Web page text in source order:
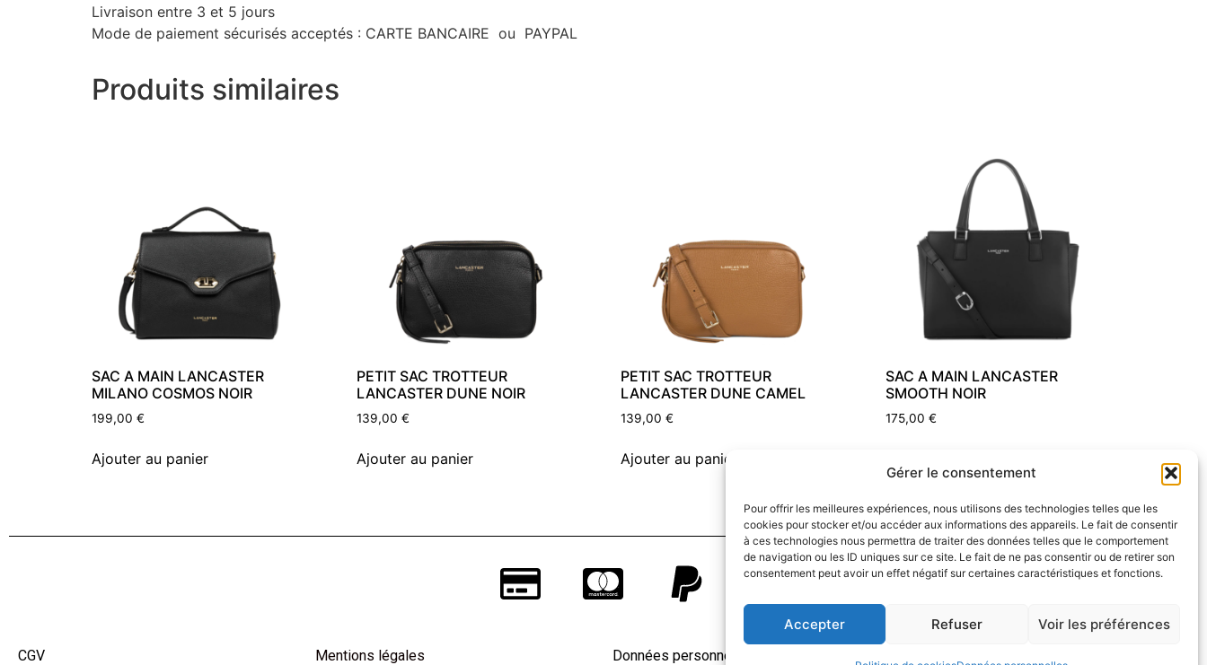
Gérer le consentement
Pour offrir les meilleures expériences, nous utilisons des technologies telles que les
cookies pour stocker et/ou accéder aux informations des appareils. Le fait de consentir
à ces technologies nous permettra de traiter des données telles que le comportement
de navigation ou les ID uniques sur ce site. Le fait de ne pas consentir ou de retirer son
consentement peut avoir un effet négatif sur certaines caractéristiques et fonctions.
Accepter Refuser Voir les préférences
Livraison entre 3 et 5 jours
Mode de paiement sécurisés acceptés : CARTE BANCAIRE ou PAYPAL
Produits similaires
SAC A MAIN LANCASTER
MILANO COSMOS NOIR
199,00 €
Ajouter au panier
PETIT SAC TROTTEUR
LANCASTER DUNE NOIR
139,00 €
Ajouter au panier
PETIT SAC TROTTEUR
LANCASTER DUNE CAMEL
139,00€
Ajouter au panier
SAC A MAIN LANCASTER
SMOOTH NOIR
175,00€
CGV Mentions légales Données personnelles